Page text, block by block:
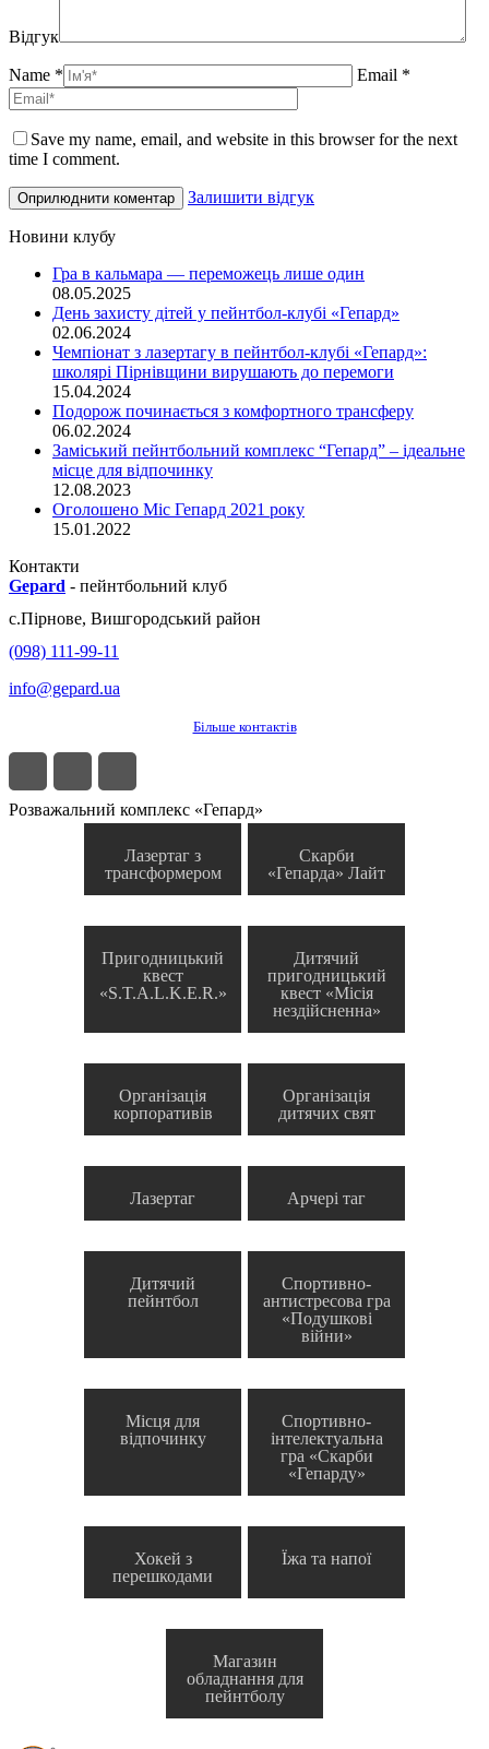
Відгук
Name * Email *
Save my name, email, and website in this browser for the next
time I comment.
Залишити відгук
Новини клубу
Гра в кальмара — переможець лише один
08.05.2025
День захисту дітей у пейнтбол-клубі «Гепард»
02.06.2024
Чемпіонат з лазертагу в пейнтбол-клубі «Гепард»:
школярі Пірнівщини вирушають до перемоги
15.04.2024
Подорож починається з комфортного трансферу
06.02.2024
Заміський пейнтбольний комплекс “Гепард” – ідеальне
місце для відпочинку
12.08.2023
Оголошено Міс Гепард 2021 року
15.01.2022
Контакти
Gepard - пейнтбольний клуб
с.Пірнове, Вишгородський район
(098) 111-99-11
info@gepard.ua
Більше контактів
Розважальний комплекс «Гепард»
Лазертаг з
трансформером
Скарби
«Гепарда» Лайт
Пригодницький
квест
«S.T.A.L.K.E.R.»
Дитячий
пригодницький
квест «Місія
нездійсненна»
Організація
корпоративів
Організація
дитячих свят
Лазертаг Арчері таг
Дитячий
пейнтбол
Спортивно-
антистресова гра
«Подушкові
війни»
Місця для
відпочинку
Спортивно-
інтелектуальна
гра «Скарби
«Гепарду»
Хокей з
перешкодами
Їжа та напої
Магазин
обладнання для
пейнтболу